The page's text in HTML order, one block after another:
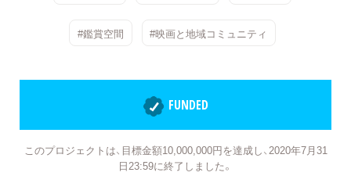
#鑑賞空間 #映画と地域コミュニティ
FUNDED
このプロジェクトは、目標金額10,000,000円を達成し、2020年7月31
日23:59に終了しました。